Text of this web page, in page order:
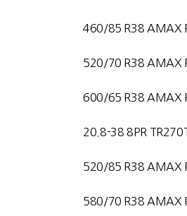
460/85 R38 AMAX
520/70 R38 AMAX
600/65 R38 AMAX
20.8-38 8PR
520/85 R38 AMAX
580/70 R38 AMAX